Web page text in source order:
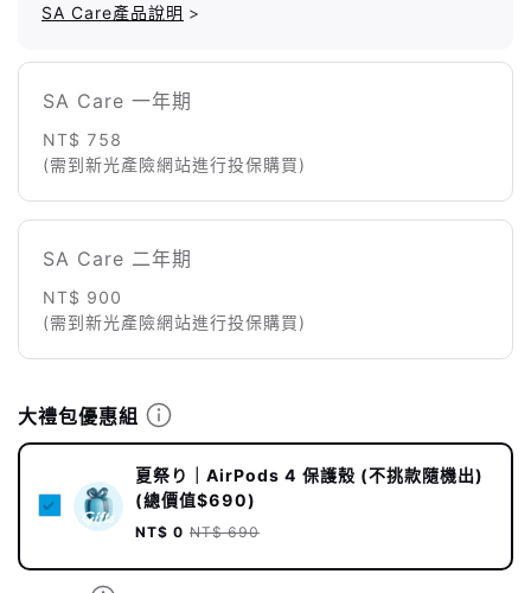
SA Care產品說明 >
SA Care 一年期
NT$ 758
(需到新光產險網站進行投保購買)
SA Care 二年期
NT$ 900
(需到新光產險網站進行投保購買)
大禮包優惠組
夏祭り｜AirPods 4 保護殼 (不挑款隨機出)
(總價值$690)
NT$ 0 NT$ 690